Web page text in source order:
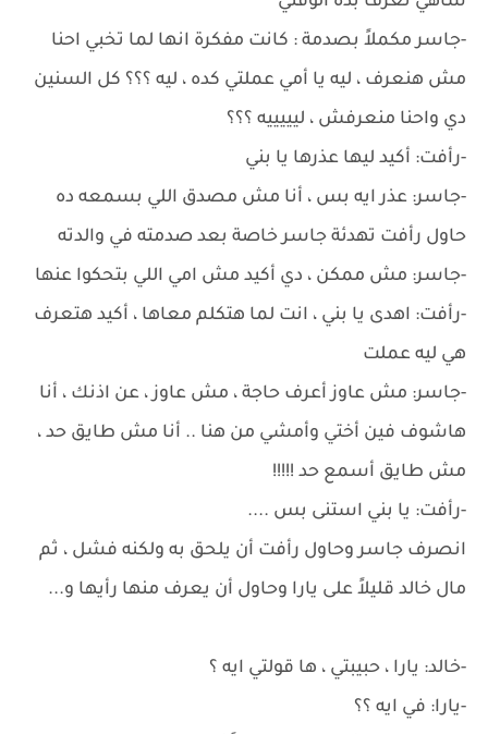
-جاسر مكملاً بصدمة : كانت مفكرة انها لما تخبي احنا
مش هنعرف ، ليه يا أمي عملتي كده ، ليه ؟؟؟ كل السنين
دي واحنا منعرفش ، ليييييه ؟؟؟
-رأفت: أكيد ليها عذرها يا بني
-جاسر: عذر ايه بس ، أنا مش مصدق اللي بسمعه ده
حاول رأفت تهدئة جاسر خاصة بعد صدمته في والدته
-جاسر: مش ممكن ، دي أكيد مش امي اللي بتحكوا عنها
-رأفت: اهدى يا بني ، انت لما هتكلم معاها ، أكيد هتعرف
هي ليه عملت
-جاسر: مش عاوز أعرف حاجة ، مش عاوز ، عن اذنك ، أنا
هاشوف فين أختي وأمشي من هنا .. أنا مش طايق حد ،
مش طايق أسمع حد !!!!!
-رأفت: يا بني استنى بس ....
انصرف جاسر وحاول رأفت أن يلحق به ولكنه فشل ، ثم
مال خالد قليلاً على يارا وحاول أن يعرف منها رأيها و...
-خالد: يارا ، حبيبتي ، ها قولتي ايه ؟
-يارا: في ايه ؟؟